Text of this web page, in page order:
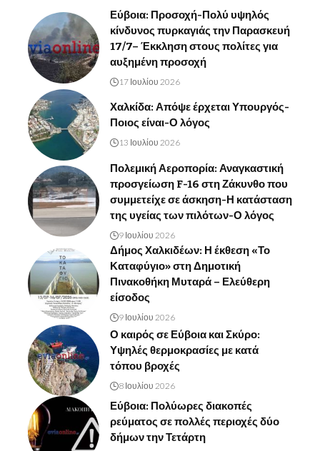
Εύβοια: Προσοχή-Πολύ υψηλός
κίνδυνος πυρκαγιάς την Παρασκευή
17/7– Έκκληση στους πολίτες για
αυξημένη προσοχή
17 Ιουλίου 2026
Χαλκίδα: Απόψε έρχεται Υπουργός-
Ποιος είναι-Ο λόγος
13 Ιουλίου 2026
Πολεμική Αεροπορία: Αναγκαστική
προσγείωση F-16 στη Ζάκυνθο που
συμμετείχε σε άσκηση-Η κατάσταση
της υγείας των πιλότων-Ο λόγος
9 Ιουλίου 2026
Δήμος Χαλκιδέων: Η έκθεση «Το
Καταφύγιο» στη Δημοτική
Πινακοθήκη Μυταρά – Ελεύθερη
είσοδος
9 Ιουλίου 2026
Ο καιρός σε Εύβοια και Σκύρο:
Υψηλές θερμοκρασίες με κατά
τόπου βροχές
8 Ιουλίου 2026
Εύβοια: Πολύωρες διακοπές
ρεύματος σε πολλές περιοχές δύο
δήμων την Τετάρτη